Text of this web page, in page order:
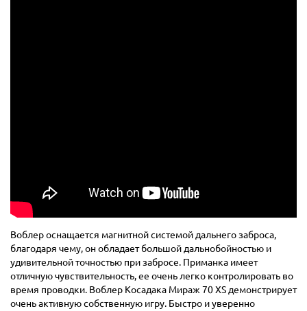
Воблер оснащается магнитной системой дальнего заброса,
благодаря чему, он обладает большой дальнобойностью и
удивительной точностью при забросе. Приманка имеет
отличную чувствительность, ее очень легко контролировать во
время проводки. Воблер Косадака Мираж 70 XS демонстрирует
очень активную собственную игру. Быстро и уверенно